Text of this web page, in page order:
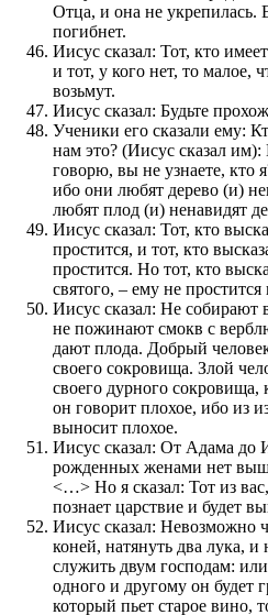
Отца, и она не укрепилась.
погибнет.
Иисус сказал: Тот, кто
и тот, у кого нет, то малое,
возьмут.
Иисус сказал: Будьте
Ученики его сказали ему:
нам это? (Иисус сказал им):
говорю, вы не узнаете, кто
ибо они любят дерево (и)
любят плод (и) ненавидят
Иисус сказал: Тот, кто
простится, и тот, кто
простится. Но тот, кто
святого, – ему не
Иисус сказал: Не собирают
не пожинают смокв с
дают плода. Добрый
своего сокровища. Злой
своего дурного сокровища,
он говорит плохое, ибо из
выносит плохое.
Иисус сказал: От Адама до
рожденных женами нет
<…> Но я сказал: Тот из
познает царствие и будет
Иисус сказал: Невозможно
коней, натянуть два лука,
служить двум господам:
одного и другому он будет
который пьет старое вино,